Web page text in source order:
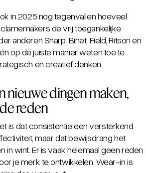
in 2025 nog tegenvallen hoeveel
de vrij toegankelijke
anderen Sharp, Binet, Field, Ritson en
op de juiste manier weten toe te
en creatief denken.
nieuwe dingen maken,
reden
t is dat consistentie een versterkend
maar dat bewijsdrang het
in wint. Er is vaak helemaal geen reden
je merk te ontwikkelen. Wear-inis